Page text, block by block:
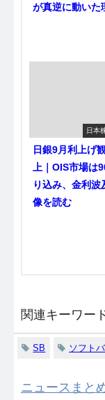
が真逆に動いた
日本
日銀9月利上げ
上｜OIS市場は
り込み、金利波
像を読む
関連キーワー
SB ソフト
ニュースまと